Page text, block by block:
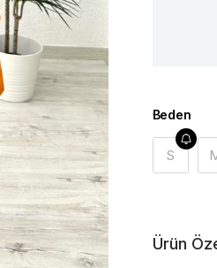
Beden
S
Ürün